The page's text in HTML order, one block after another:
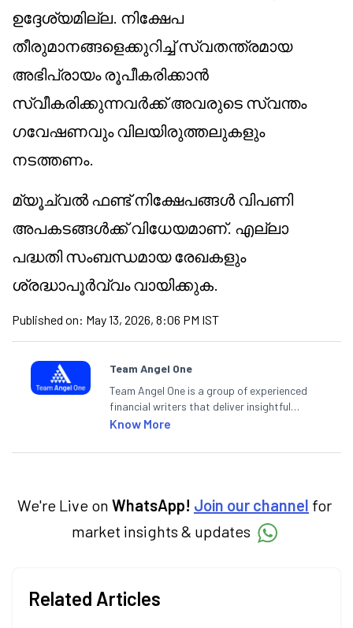
ഉദ്ദേശ്യമില്ല. നിക്ഷേപ
തീരുമാനങ്ങളെക്കുറിച്ച് സ്വതന്ത്രമായ
അഭിപ്രായം രൂപീകരിക്കാൻ
സ്വീകരിക്കുന്നവർക്ക് അവരുടെ സ്വന്തം
ഗവേഷണവും വിലയിരുത്തലുകളും
നടത്തണം.
മ്യൂച്വൽ ഫണ്ട് നിക്ഷേപങ്ങൾ വിപണി
അപകടങ്ങൾക്ക് വിധേയമാണ്. എല്ലാ
പദ്ധതി സംബന്ധമായ രേഖകളും
ശ്രദ്ധാപൂർവ്വം വായിക്കുക.
Published on: May 13, 2026, 8:06 PM IST
Team Angel One
Team Angel One is a group of experienced
financial writers that deliver insightful
articles on the stock market, IPO, economy,
categories.
Know More
We're Live on WhatsApp! Join our channel for
market insights & updates
Related Articles